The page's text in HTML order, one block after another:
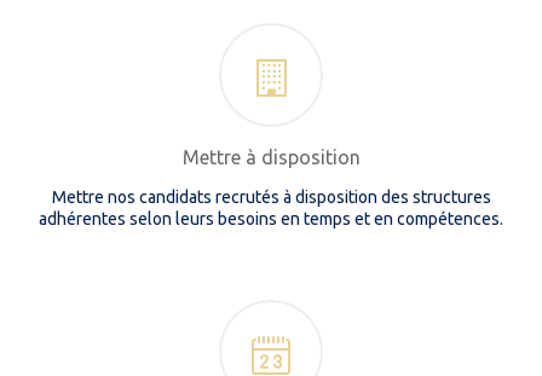
Mettre à disposition
Mettre nos candidats recrutés à disposition des structures
adhérentes selon leurs besoins en temps et en compétences.